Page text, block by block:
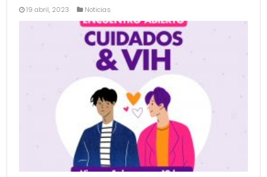
19 abril, 2023 Noticias